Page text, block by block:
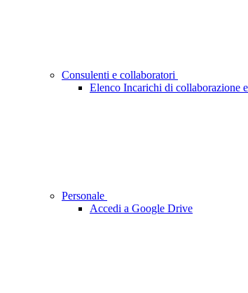
Consulenti e collaboratori
Elenco Incarichi di collaborazione
Personale
Accedi a Google Drive